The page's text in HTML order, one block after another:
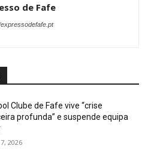
de Fafe
Clube de Fafe vive “crise
profunda” e suspende equipa
2026